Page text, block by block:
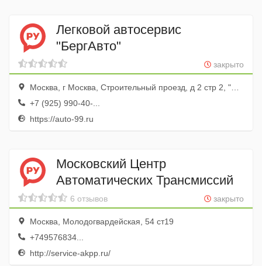
Легковой автосервис
"БергАвто"
закрыто
Москва, г Москва, Строительный проезд, д 2 стр 2, "БергАвто"
+7 (925) 990-40-...
https://auto-99.ru
Московский Центр
Автоматических Трансмиссий
закрыто
6 отзывов
Москва, Молодогвардейская, 54 ст19
+749576834...
http://service-akpp.ru/